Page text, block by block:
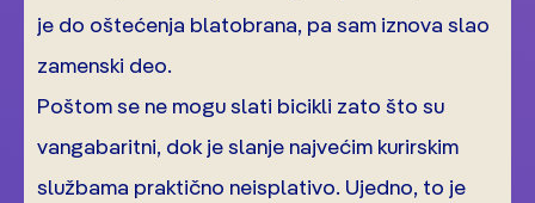
je do oštećenja blatobrana, pa sam iznova slao
zamenski deo.
Poštom se ne mogu slati bicikli zato što su
vangabaritni, dok je slanje najvećim kurirskim
službama praktično neisplativo. Ujedno, to je